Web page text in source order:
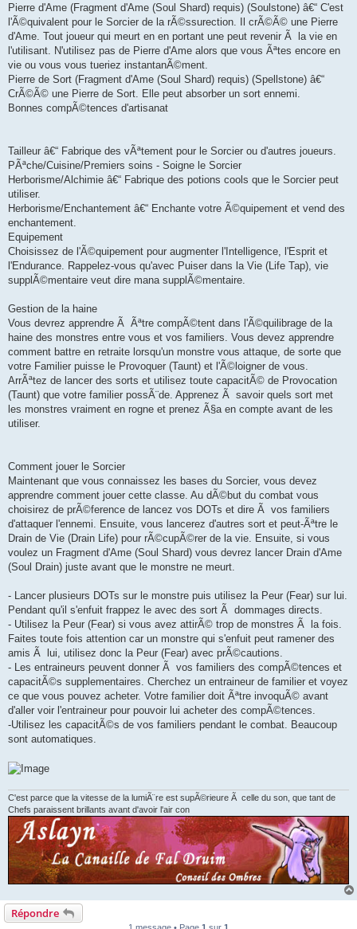
Pierre d'Ame (Fragment d'Ame (Soul Shard) requis) (Soulstone) â€“ C'est
l'Ã©quivalent pour le Sorcier de la rÃ©ssurection. Il crÃ©Ã© une Pierre
d'Ame. Tout joueur qui meurt en en portant une peut revenir Ã la vie en
l'utilisant. N'utilisez pas de Pierre d'Ame alors que vous Ãªtes encore en
vie ou vous vous tueriez instantanÃ©ment.
Pierre de Sort (Fragment d'Ame (Soul Shard) requis) (Spellstone) â€“
CrÃ©Ã© une Pierre de Sort. Elle peut absorber un sort ennemi.
Bonnes compÃ©tences d'artisanat
Tailleur â€“ Fabrique des vÃªtement pour le Sorcier ou d'autres joueurs.
PÃªche/Cuisine/Premiers soins - Soigne le Sorcier
Herborisme/Alchimie â€“ Fabrique des potions cools que le Sorcier peut
utiliser.
Herborisme/Enchantement â€“ Enchante votre Ã©quipement et vend des
enchantement.
Equipement
Choisissez de l'Ã©quipement pour augmenter l'Intelligence, l'Esprit et
l'Endurance. Rappelez-vous qu'avec Puiser dans la Vie (Life Tap), vie
supplÃ©mentaire veut dire mana supplÃ©mentaire.
Gestion de la haine
Vous devrez apprendre Ã Ãªtre compÃ©tent dans l'Ã©quilibrage de la
haine des monstres entre vous et vos familiers. Vous devez apprendre
comment battre en retraite lorsqu'un monstre vous attaque, de sorte que
votre Familier puisse le Provoquer (Taunt) et l'Ã©loigner de vous.
ArrÃªtez de lancer des sorts et utilisez toute capacitÃ© de Provocation
(Taunt) que votre familier possÃ¨de. Apprenez Ã savoir quels sort met
les monstres vraiment en rogne et prenez Ã§a en compte avant de les
utiliser.
Comment jouer le Sorcier
Maintenant que vous connaissez les bases du Sorcier, vous devez
apprendre comment jouer cette classe. Au dÃ©but du combat vous
choisirez de prÃ©ference de lancez vos DOTs et dire Ã vos familiers
d'attaquer l'ennemi. Ensuite, vous lancerez d'autres sort et peut-Ãªtre le
Drain de Vie (Drain Life) pour rÃ©cupÃ©rer de la vie. Ensuite, si vous
voulez un Fragment d'Ame (Soul Shard) vous devrez lancer Drain d'Ame
(Soul Drain) juste avant que le monstre ne meurt.
- Lancer plusieurs DOTs sur le monstre puis utilisez la Peur (Fear) sur lui.
Pendant qu'il s'enfuit frappez le avec des sort Ã dommages directs.
- Utilisez la Peur (Fear) si vous avez attirÃ© trop de monstres Ã la fois.
Faites toute fois attention car un monstre qui s'enfuit peut ramener des
amis Ã lui, utilisez donc la Peur (Fear) avec prÃ©cautions.
- Les entraineurs peuvent donner Ã vos familiers des compÃ©tences et
capacitÃ©s supplementaires. Cherchez un entraineur de familier et voyez
ce que vous pouvez acheter. Votre familier doit Ãªtre invoquÃ© avant
d'aller voir l'entraineur pour pouvoir lui acheter des compÃ©tences.
-Utilisez les capacitÃ©s de vos familiers pendant le combat. Beaucoup
sont automatiques.
C'est parce que la vitesse de la lumiÃ¨re est supÃ©rieure Ã celle du son, que tant de
Chefs paraissent brillants avant d'avoir l'air con
Répondre